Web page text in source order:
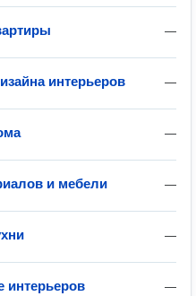
—
—
интерьеров
—
—
и мебели
—
—
интерьеров